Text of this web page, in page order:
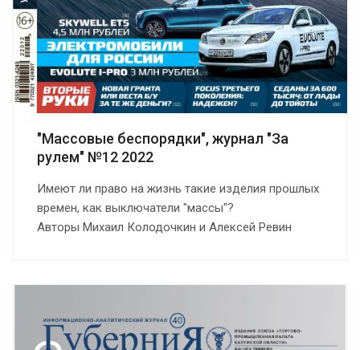
"Массовые беспорядки", журнал "За
рулем" №12 2022
Имеют ли право на жизнь такие изделия прошлых
времен, как выключатели "массы"?
Авторы Михаил Колодочкин и Алексей Ревин